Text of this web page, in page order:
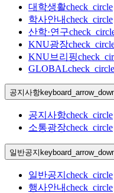
대학생활check_circle
학사안내check_circle
산학·연구
KNU광장
KNU브리핑
GLOBALcheck_circle
공지사항
공지사항check_circle
소통광장check_circle
일반공지
일반공지 check_circle
행사안내check_circle